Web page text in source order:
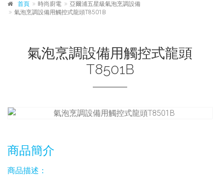
首頁 時尚廚電
亞爾浦五星級氣泡烹調設備
氣泡烹調設備用觸控式龍頭T8501B
氣泡烹調設備用觸控式龍頭
T8501B
商品簡介
商品描述：